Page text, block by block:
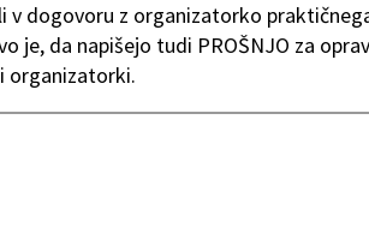
dogovoru z organizatorko
je, da napišejo tudi PROŠNJO za
organizatorki.